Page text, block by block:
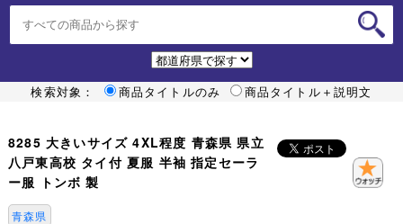
検索対象： 商品タイトルのみ 商品タイトル＋説明文
8285 大きいサイズ 4XL程度 青森県 県立
八戸東高校 タイ付 夏服 半袖 指定セーラ
ー服 トンボ 製
青森県